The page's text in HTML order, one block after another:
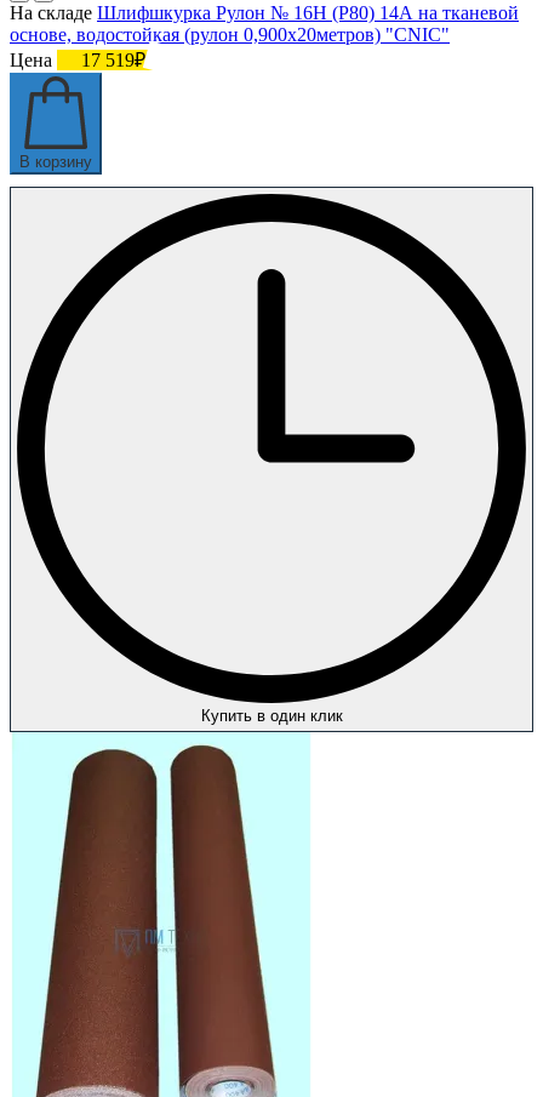
На складе Шлифшкурка Рулон № 16Н (P80) 14А на тканевой
основе, водостойкая (рулон 0,900х20метров) "CNIC"
Цена
17 519₽
В корзину
Купить в один клик